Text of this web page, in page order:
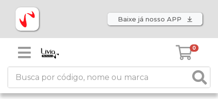
Baixe já nosso APP
0